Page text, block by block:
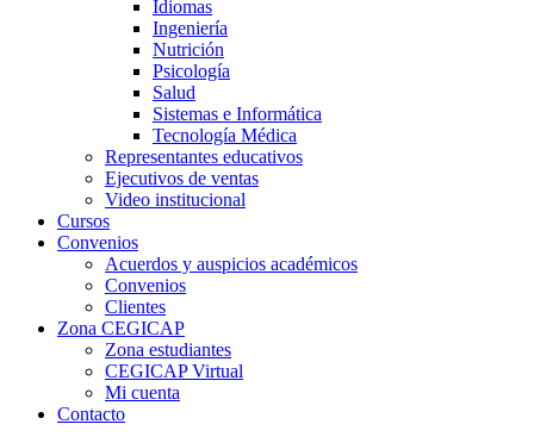
Idiomas
Ingeniería
Nutrición
Psicología
Salud
Sistemas e Informática
Tecnología Médica
Representantes educativos
Ejecutivos de ventas
Video institucional
Cursos
Convenios
Acuerdos y auspicios académicos
Convenios
Clientes
Zona CEGICAP
Zona estudiantes
CEGICAP Virtual
Mi cuenta
Contacto